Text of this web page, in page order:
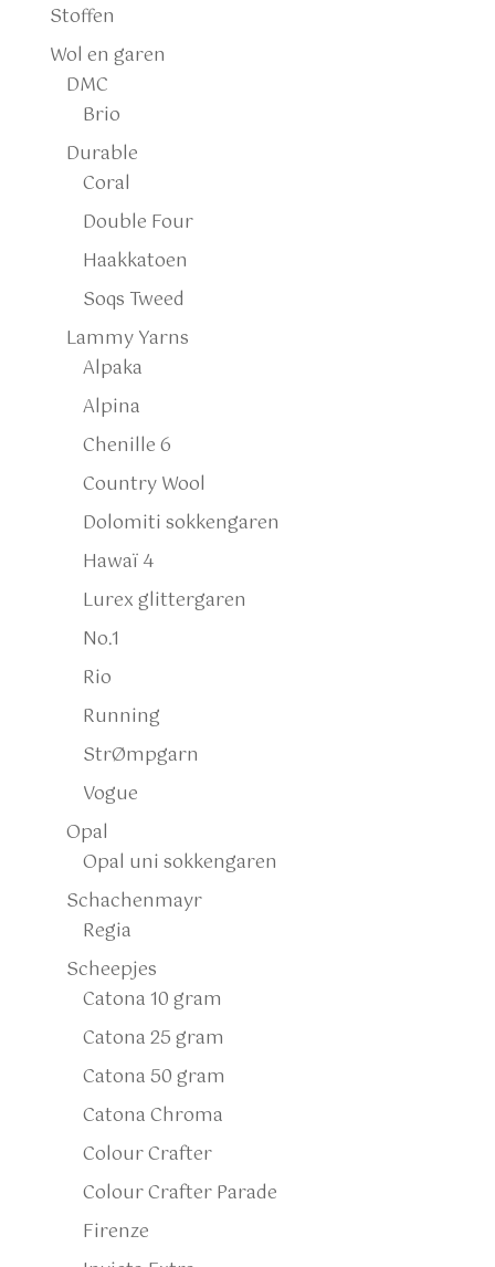
Stoffen
Wol en garen
DMC
Brio
Durable
Coral
Double Four
Haakkatoen
Soqs Tweed
Lammy Yarns
Alpaka
Alpina
Chenille 6
Country Wool
Dolomiti sokkengaren
Hawaï 4
Lurex glittergaren
No.1
Rio
Running
StrØmpgarn
Vogue
Opal
Opal uni sokkengaren
Schachenmayr
Regia
Scheepjes
Catona 10 gram
Catona 25 gram
Catona 50 gram
Catona Chroma
Colour Crafter
Colour Crafter Parade
Firenze